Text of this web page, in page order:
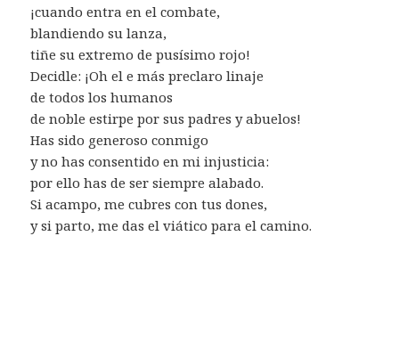
¡cuando entra en el combate,
blandiendo su lanza,
tiñe su extremo de pusísimo rojo!
Decidle: ¡Oh el e más preclaro linaje
de todos los humanos
de noble estirpe por sus padres y abuelos!
Has sido generoso conmigo
y no has consentido en mi injusticia:
por ello has de ser siempre alabado.
Si acampo, me cubres con tus dones,
y si parto, me das el viático para el camino.